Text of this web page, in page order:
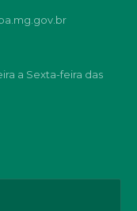
a Sexta-feira das